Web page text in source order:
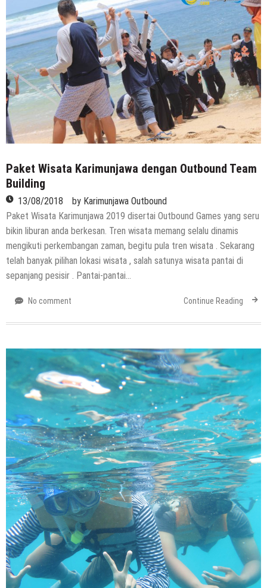
Paket Wisata Karimunjawa dengan Outbound Team
Building
13/08/2018 by Karimunjawa Outbound
Paket Wisata Karimunjawa 2019 disertai Outbound Games yang seru
bikin liburan anda berkesan. Tren wisata memang selalu dinamis
mengikuti perkembangan zaman, begitu pula tren wisata . Sekarang
telah banyak pilihan lokasi wisata , salah satunya wisata pantai di
sepanjang pesisir . Pantai-pantai…
No comment Continue Reading